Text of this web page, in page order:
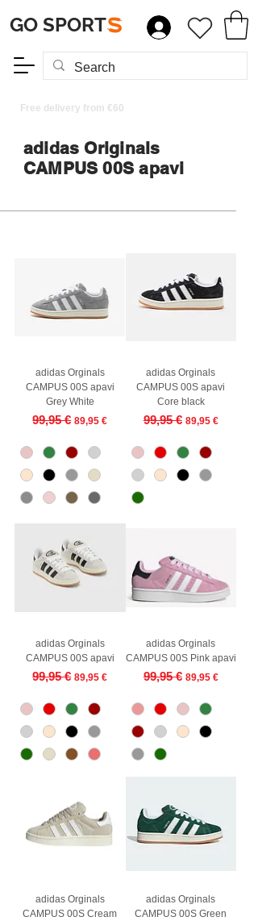
Free delivery from €60
GO SPORTS
adidas Originals
CAMPUS 00S apavi
adidas Orginals
CAMPUS 00S apavi
Grey White
Regular Price
99,95 € Sale Price
89,95 €
adidas Orginals
CAMPUS 00S apavi
Core black
Regular Price
99,95 € Sale Price
89,95 €
adidas Orginals
CAMPUS 00S apavi
Regular Price
99,95 € Sale Price
89,95 €
adidas Orginals
CAMPUS 00S Pink apavi
Regular Price
99,95 € Sale Price
89,95 €
adidas Orginals
CAMPUS 00S Cream
adidas Orginals
CAMPUS 00S Green